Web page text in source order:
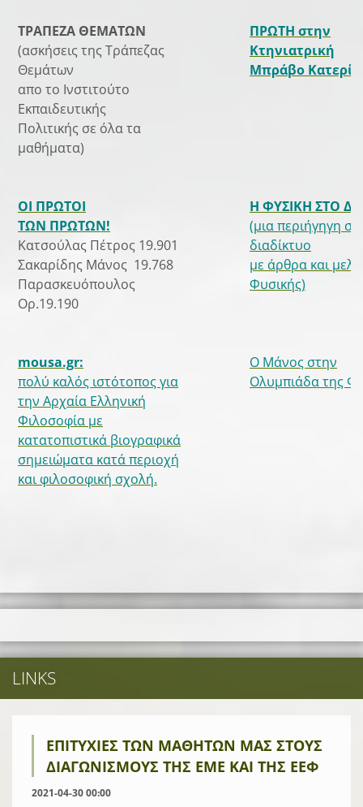
ΤΡΑΠΕΖΑ ΘΕΜΑΤΩΝ
(ασκήσεις της Τράπεζας
Θεμάτων
απο το Ινστιτούτο
Εκπαιδευτικής
Πολιτικής σε όλα τα
μαθήματα)
ΠΡΩΤΗ στην
Κτηνιατρική
Μπράβο
ΟΙ ΠΡΩΤΟΙ
ΤΩΝ ΠΡΩΤΩΝ!
Κατσούλας Πέτρος 19.901
Σακαρίδης Μάνος 19.768
Παρασκευόπουλος
Ορ.19.190
Η ΦΥΣΙΚΗ ΣΤΟ
(μια περιήγηγη
διαδίκτυο
με άρθρα και
Φυσικής)
mousa.gr:
πολύ καλός ιστότοπος για
την Αρχαία Ελληνική
Φιλοσοφία με
κατατοπιστικά βιογραφικά
σημειώματα κατά περιοχή
και φιλοσοφική σχολή.
Ο Μάνος στην
Ολυμπιάδα της
LINKS
ΕΠΙΤΥΧΊΕΣ ΤΩΝ ΜΑΘΗΤΏΝ ΜΑΣ ΣΤΟΥΣ
ΔΙΑΓΩΝΙΣΜΟΎΣ ΤΗΣ ΕΜΕ ΚΑΙ ΤΗΣ ΕΕΦ
2021-04-30 00:00